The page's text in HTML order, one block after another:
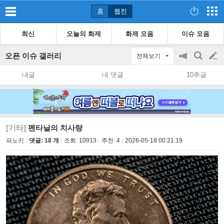
홈 웹진
최신 오늘의 화제 화제 모음 이슈 모음
오픈 이슈 갤러리 전체보기
공
지
on/off
검
색
글
쓰
내글 내 댓글 10추글
[기타] 펜타닐의 치사량
파노키 댓글: 18 개 조회: 10913 추천: 4 2026-05-18 00:21:19